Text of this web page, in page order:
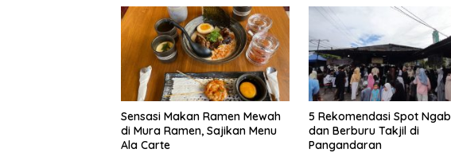
Sensasi Makan Ramen Mewah
di Mura Ramen, Sajikan Menu
Ala Carte
5 Rekomendasi Spot
dan Berburu Takjil di
Pangandaran